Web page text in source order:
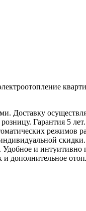
Гарантия 5
режимов
и
дополнительное